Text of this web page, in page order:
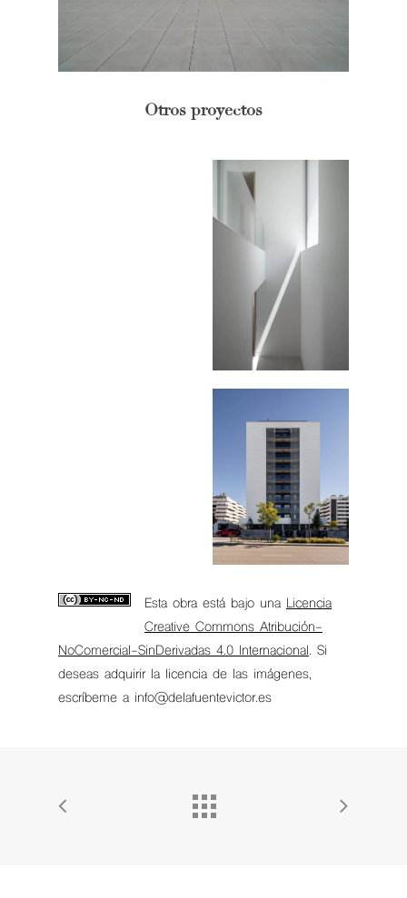
Otros proyectos
Esta obra está bajo una Licencia
Creative Commons Atribución-
NoComercial-SinDerivadas 4.0 Internacional. Si
deseas adquirir la licencia de las imágenes,
escríbeme a info@delafuentevictor.es